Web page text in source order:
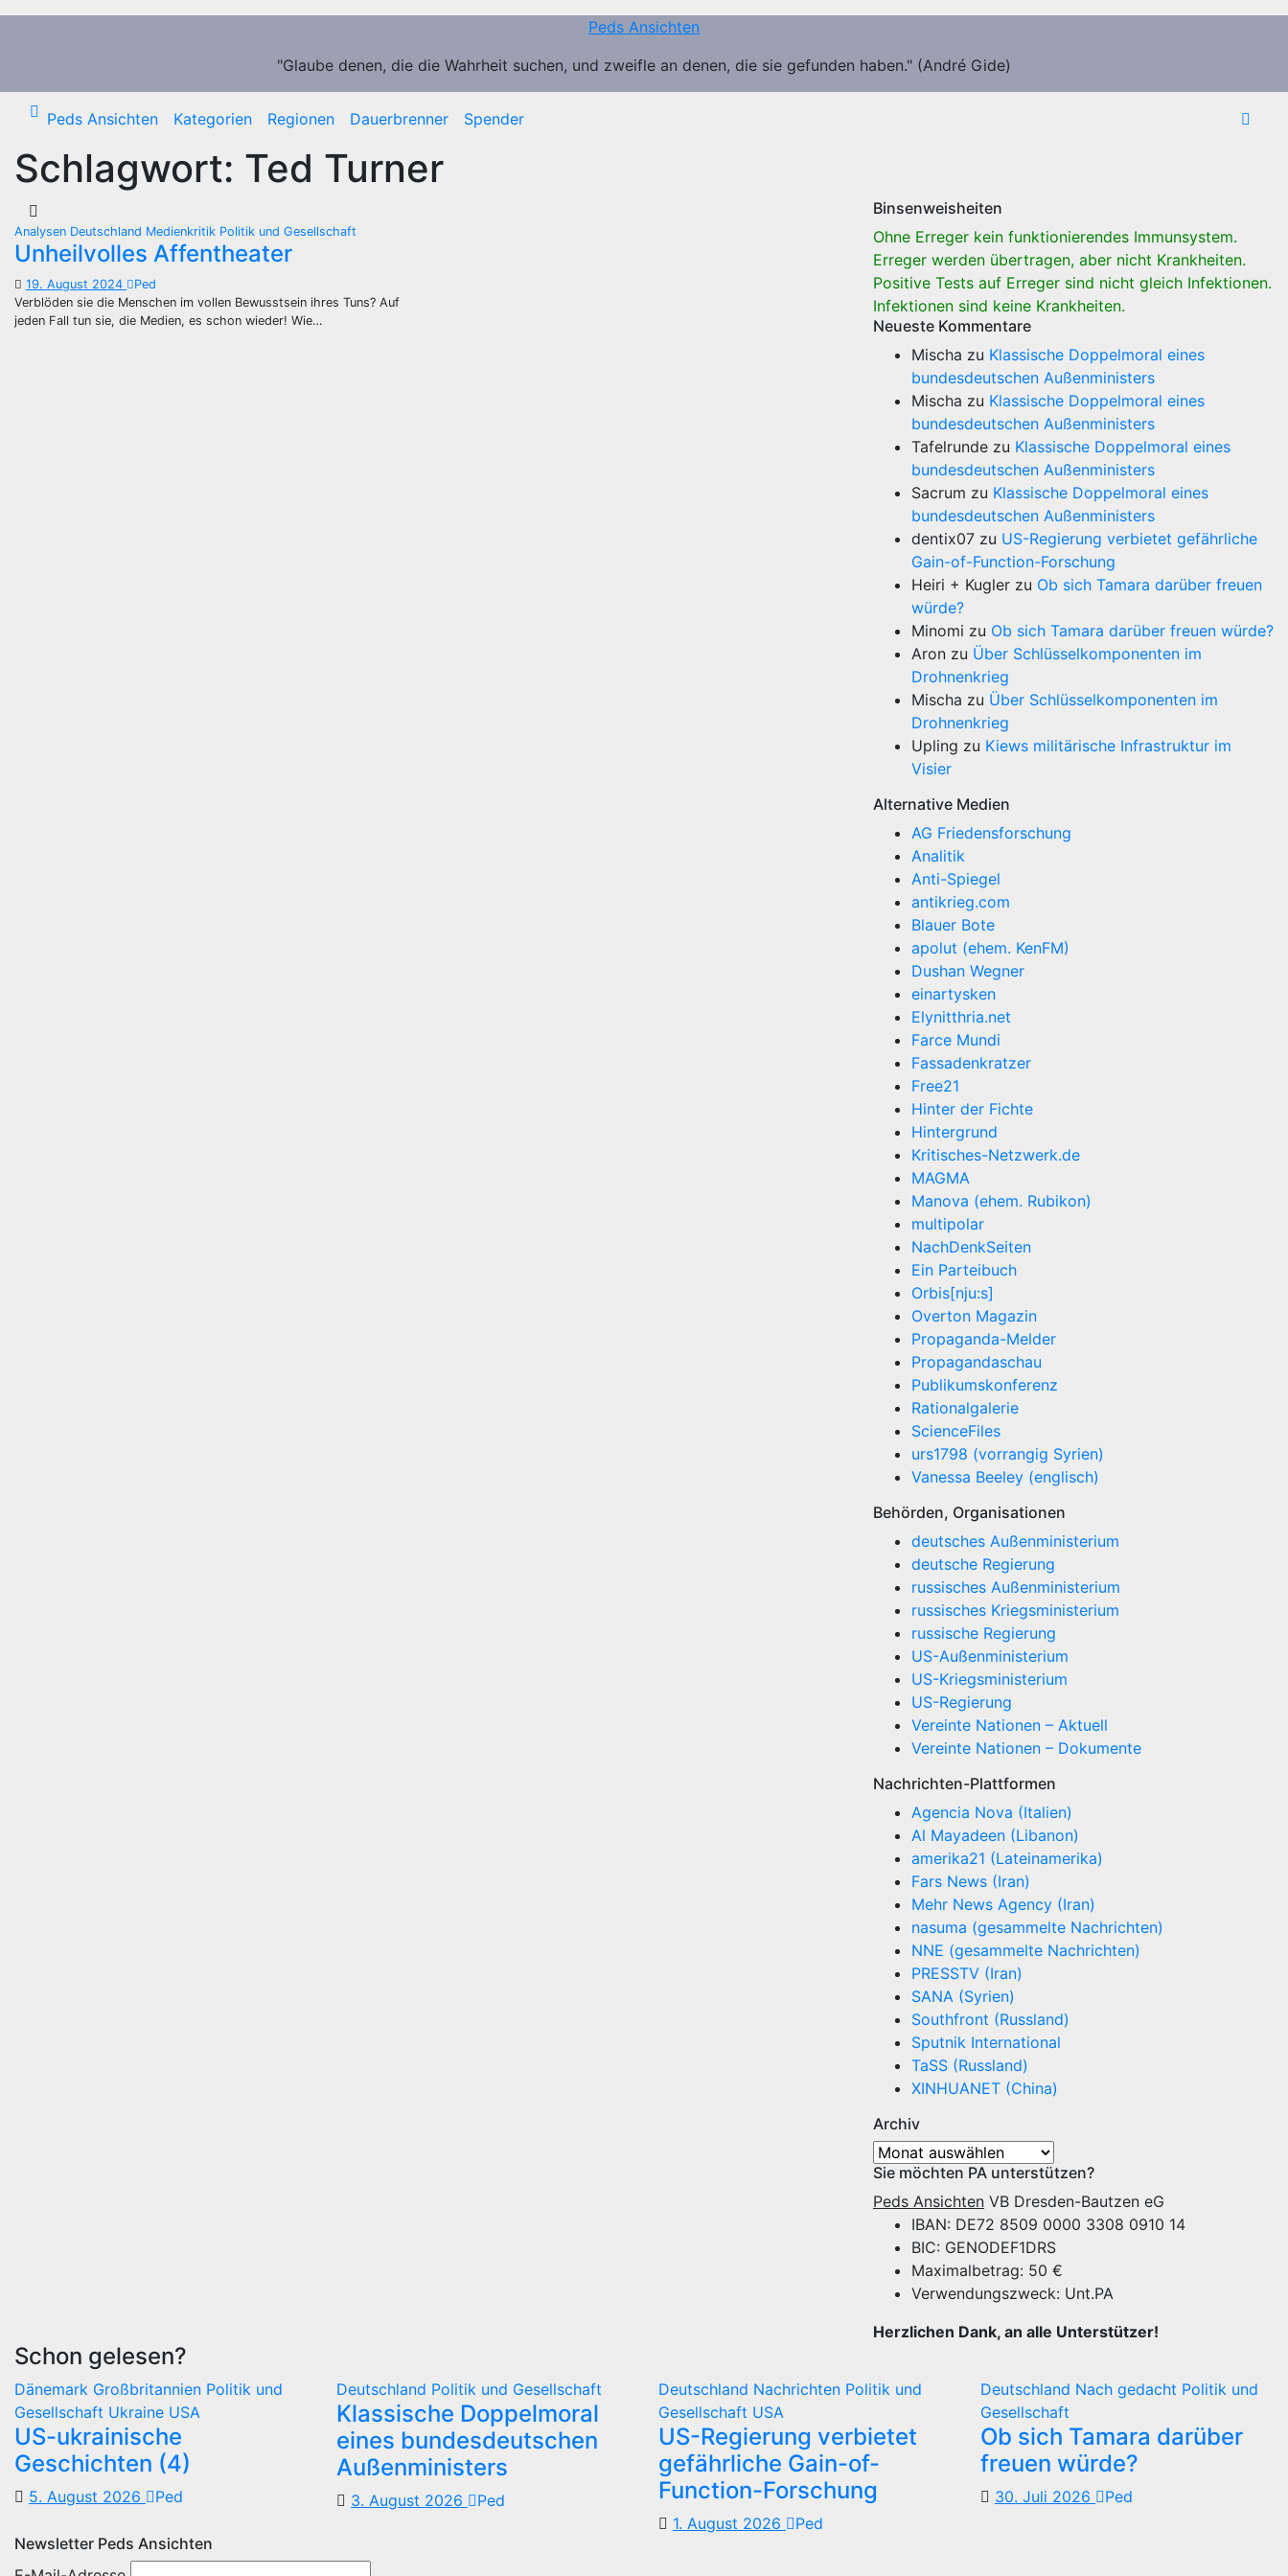
Zum
Peds Ansichten
"Glaube denen, die die Wahrheit suchen, und zweifle an denen, die sie gefunden haben." (André Gide)
Peds Ansichten Kategorien Regionen Dauerbrenner Spender
Schlagwort: Ted Turner
Analysen Deutschland Medienkritik Politik und Gesellschaft
Unheilvolles Affentheater
19. August 2024
Ped
Verblöden sie die Menschen im vollen Bewusstsein ihres Tuns? Auf
jeden Fall tun sie, die Medien, es schon wieder! Wie…
Binsenweisheiten
Ohne Erreger kein funktionierendes Immunsystem.
Erreger werden übertragen, aber nicht Krankheiten.
Positive Tests auf Erreger sind nicht gleich Infektionen.
Infektionen sind keine Krankheiten.
Neueste Kommentare
Mischa zu Klassische Doppelmoral eines
bundesdeutschen Außenministers
Mischa zu Klassische Doppelmoral eines
bundesdeutschen Außenministers
Tafelrunde zu Klassische Doppelmoral eines
bundesdeutschen Außenministers
Sacrum zu Klassische Doppelmoral eines
bundesdeutschen Außenministers
dentix07 zu US-Regierung verbietet gefährliche
Gain-of-Function-Forschung
Heiri + Kugler zu Ob sich Tamara darüber freuen
würde?
Minomi zu Ob sich Tamara darüber freuen würde?
Aron zu Über Schlüsselkomponenten im
Drohnenkrieg
Mischa zu Über Schlüsselkomponenten im
Drohnenkrieg
Upling zu Kiews militärische Infrastruktur im
Visier
Alternative Medien
AG Friedensforschung
Analitik
Anti-Spiegel
antikrieg.com
Blauer Bote
apolut (ehem. KenFM)
Dushan Wegner
einartysken
Elynitthria.net
Farce Mundi
Fassadenkratzer
Free21
Hinter der Fichte
Hintergrund
Kritisches-Netzwerk.de
MAGMA
Manova (ehem. Rubikon)
multipolar
NachDenkSeiten
Ein Parteibuch
Orbis[nju:s]
Overton Magazin
Propaganda-Melder
Propagandaschau
Publikumskonferenz
Rationalgalerie
ScienceFiles
urs1798 (vorrangig Syrien)
Vanessa Beeley (englisch)
Behörden, Organisationen
deutsches Außenministerium
deutsche Regierung
russisches Außenministerium
russisches Kriegsministerium
russische Regierung
US-Außenministerium
US-Kriegsministerium
US-Regierung
Vereinte Nationen – Aktuell
Vereinte Nationen – Dokumente
Nachrichten-Plattformen
Agencia Nova (Italien)
Al Mayadeen (Libanon)
amerika21 (Lateinamerika)
Fars News (Iran)
Mehr News Agency (Iran)
nasuma (gesammelte Nachrichten)
NNE (gesammelte Nachrichten)
PRESSTV (Iran)
SANA (Syrien)
Southfront (Russland)
Sputnik International
TaSS (Russland)
XINHUANET (China)
Archiv
Archiv
Sie möchten PA unterstützen?
Peds Ansichten VB Dresden-Bautzen eG
IBAN: DE72 8509 0000 3308 0910 14
BIC: GENODEF1DRS
Maximalbetrag: 50 €
Verwendungszweck: Unt.PA
Herzlichen Dank, an alle Unterstützer!
Schon gelesen?
Dänemark Großbritannien Politik und
Gesellschaft Ukraine USA
US-ukrainische
Geschichten (4)
5. August 2026 Ped
Deutschland Politik und Gesellschaft
Klassische Doppelmoral
eines bundesdeutschen
Außenministers
3. August 2026 Ped
Deutschland Nachrichten Politik und
Gesellschaft USA
US-Regierung verbietet
gefährliche Gain-of-
Function-Forschung
1. August 2026 Ped
Deutschland Nach gedacht Politik und
Gesellschaft
Ob sich Tamara darüber
freuen würde?
30. Juli 2026 Ped
Newsletter Peds Ansichten